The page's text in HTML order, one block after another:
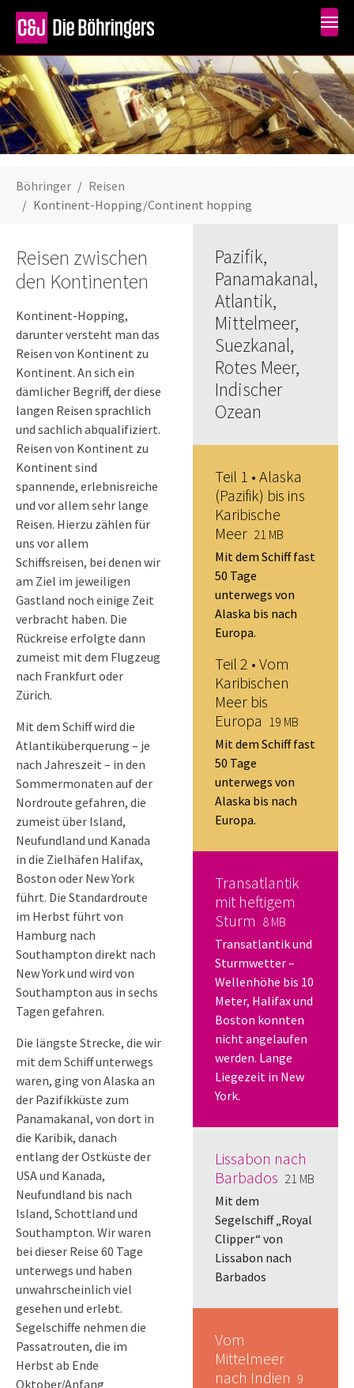
Skip to main content
Böhringer
Reisen
Kontinent-Hopping/Continent hopping
Reisen zwischen
den Kontinenten
Kontinent-Hopping,
darunter versteht man das
Reisen von Kontinent zu
Kontinent. An sich ein
dämlicher Begriff, der diese
langen Reisen sprachlich
und sachlich abqualifiziert.
Reisen von Kontinent zu
Kontinent sind
spannende, erlebnisreiche
und vor allem sehr lange
Reisen. Hierzu zählen für
uns vor allem
Schiffsreisen, bei denen wir
am Ziel im jeweiligen
Gastland noch einige Zeit
verbracht haben. Die
Rückreise erfolgte dann
zumeist mit dem Flugzeug
nach Frankfurt oder
Zürich.
Mit dem Schiff wird die
Atlantiküberquerung – je
nach Jahreszeit – in den
Sommermonaten auf der
Nordroute gefahren, die
zumeist über Island,
Neufundland und Kanada
in die Zielhäfen Halifax,
Boston oder New York
führt. Die Standardroute
im Herbst führt von
Hamburg nach
Southampton direkt nach
New York und wird von
Southampton aus in sechs
Tagen gefahren.
Die längste Strecke, die wir
mit dem Schiff unterwegs
waren, ging von Alaska an
der Pazifikküste zum
Panamakanal, von dort in
die Karibik, danach
entlang der Ostküste der
USA und Kanada,
Neufundland bis nach
Island, Schottland und
Southampton. Wir waren
bei dieser Reise 60 Tage
unterwegs und haben
unwahrscheinlich viel
gesehen und erlebt.
Segelschiffe nehmen die
Passatrouten, die im
Herbst ab Ende
Oktober/Anfang
Pazifik,
Panamakanal,
Atlantik,
Mittelmeer,
Suezkanal,
Rotes Meer,
Indischer
Ozean
Teil 1 • Alaska
(Pazifik) bis ins
Karibische
Meer 21 MB
Mit dem Schiff fast
50 Tage
unterwegs von
Alaska bis nach
Europa.
Teil 2 • Vom
Karibischen
Meer bis
Europa 19 MB
Mit dem Schiff fast
50 Tage
unterwegs von
Alaska bis nach
Europa.
Transatlantik
mit heftigem
Sturm 8 MB
Transatlantik und
Sturmwetter –
Wellenhöhe bis 10
Meter, Halifax und
Boston konnten
nicht angelaufen
werden. Lange
Liegezeit in New
York.
Lissabon nach
Barbados 21 MB
Mit dem
Segelschiff „Royal
Clipper“ von
Lissabon nach
Barbados
Vom
Mittelmeer
nach Indien 9